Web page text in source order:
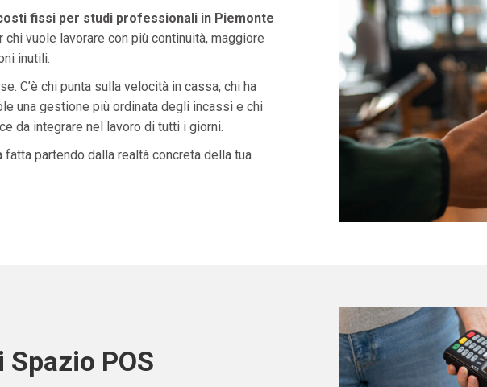
fissi per studi professionali in Piemonte
vuole lavorare con più continuità, maggiore
inutili.
C’è chi punta sulla velocità in cassa, chi ha
una gestione più ordinata degli incassi e chi
da integrare nel lavoro di tutti i giorni.
partendo dalla realtà concreta della tua
POS